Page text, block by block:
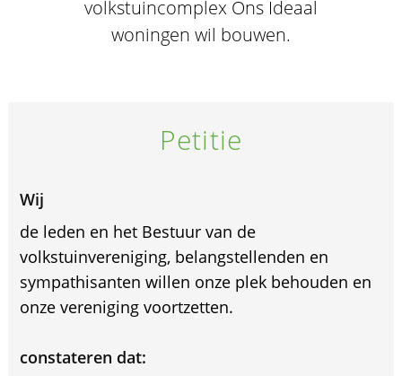
volkstuincomplex Ons Ideaal
woningen wil bouwen.
Petitie
Wij
de leden en het Bestuur van de
volkstuinvereniging, belangstellenden en
sympathisanten willen onze plek behouden en
onze vereniging voortzetten.
constateren dat: